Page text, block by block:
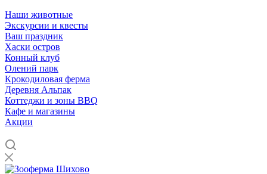
Наши животные
Экскурсии и квесты
Ваш праздник
Хаски остров
Конный клуб
Олений парк
Крокодиловая ферма
Деревня Альпак
Коттеджи и зоны BBQ
Кафе и магазины
Акции